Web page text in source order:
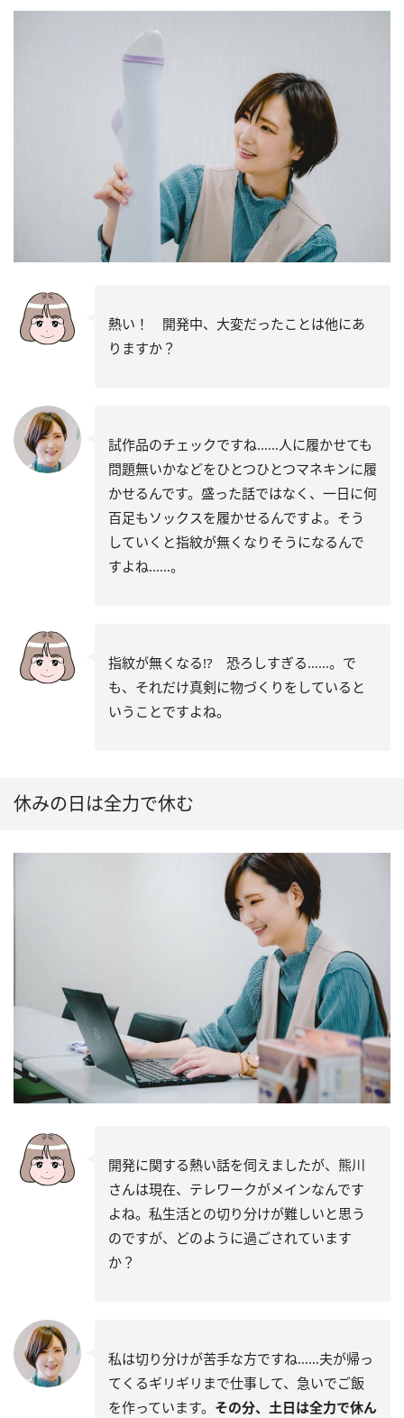
熱い！ 開発中、大変だったことは他にあ
りますか？
試作品のチェックですね……人に履かせても
問題無いかなどをひとつひとつマネキンに履
かせるんです。盛った話ではなく、一日に何
百足もソックスを履かせるんですよ。そう
していくと指紋が無くなりそうになるんで
すよね……。
指紋が無くなる!? 恐ろしすぎる……。で
も、それだけ真剣に物づくりをしていると
いうことですよね。
休みの日は全力で休む
開発に関する熱い話を伺えましたが、熊川
さんは現在、テレワークがメインなんです
よね。私生活との切り分けが難しいと思う
のですが、どのように過ごされています
か？
私は切り分けが苦手な方ですね……夫が帰っ
てくるギリギリまで仕事して、急いでご飯
を作っています。 その分、土日は全力で休ん